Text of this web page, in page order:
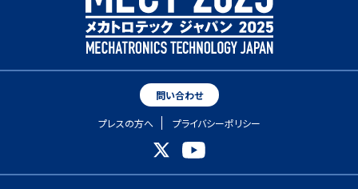
問い合わせ
プレスの方へ プライバシーポリシー